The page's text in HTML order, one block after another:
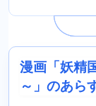
漫画「妖精
～」のあら